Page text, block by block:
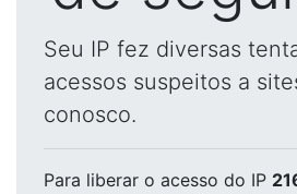
Seu IP fez diversas
acessos suspeitos a
conosco.
Para liberar o acesso do IP